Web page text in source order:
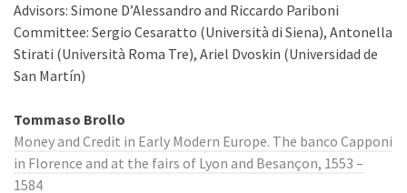
Advisors: Simone D’Alessandro and Riccardo Pariboni
Committee: Sergio Cesaratto (Università di Siena), Antonella
Stirati (Università Roma Tre), Ariel Dvoskin (Universidad de
San Martín)
Tommaso Brollo
Money and Credit in Early Modern Europe. The banco Capponi
in Florence and at the fairs of Lyon and Besançon, 1553 –
1584